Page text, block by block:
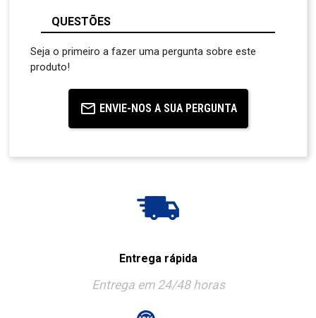
QUESTÕES
Seja o primeiro a fazer uma pergunta sobre este
produto!
ENVIE-NOS A SUA PERGUNTA
Entrega rápida
Entrega em 24/48 horas